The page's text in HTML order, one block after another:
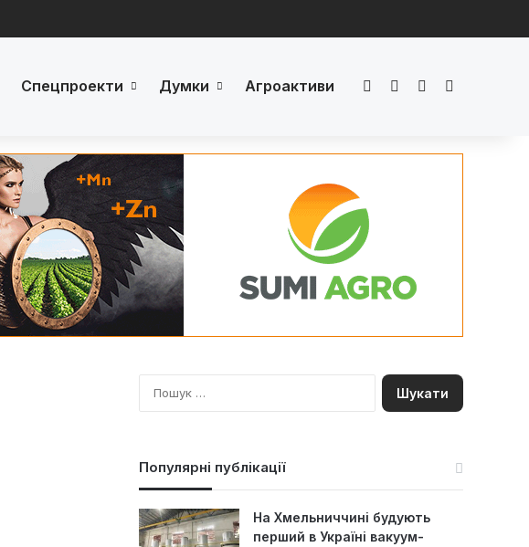
Спецпроекти Думки Агроактиви FacebookLinkedInYouTube
П
о
Популярні публікації
На Хмельниччині будують
перший в Україні вакуум-